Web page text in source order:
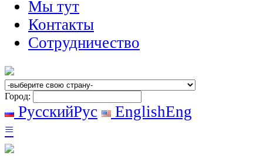
Мы тут
Контакты
Сотрудничество
Город:
РусскийРус EnglishEng
≡